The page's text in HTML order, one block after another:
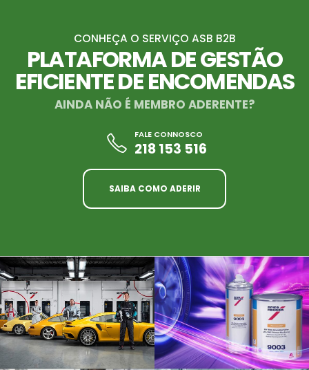
CONHEÇA O SERVIÇO ASB B2B
PLATAFORMA DE GESTÃO
EFICIENTE DE ENCOMENDAS
AINDA NÃO É MEMBRO ADERENTE?
FALE CONNOSCO
218 153 516
SAIBA COMO ADERIR